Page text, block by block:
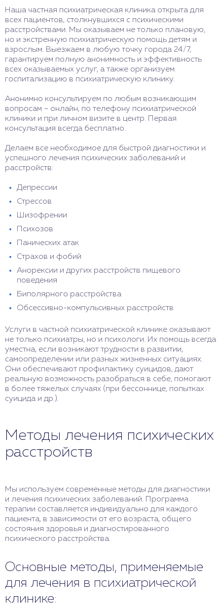
Наша частная психиатрическая клиника открыта для
всех пациентов, столкнувшихся с психическими
расстройствами. Мы оказываем не только плановую,
но и экстренную психиатрическую помощь детям и
взрослым. Выезжаем в любую точку города 24/7,
гарантируем полную анонимность и эффективность
всех оказываемых услуг, а также организуем
госпитализацию в психиатрическую клинику.
Анонимно консультируем по любым возникающим
вопросам – онлайн, по телефону психиатрической
клиники и при личном визите в центр. Первая
консультация всегда бесплатно.
Делаем все необходимое для быстрой диагностики и
успешного лечения психических заболеваний и
расстройств:
Депрессии
Стрессов
Шизофрении
Психозов
Панических атак
Страхов и фобий
Анорексии и других расстройств пищевого
поведения
Биполярного расстройства
Обсессивно-компульсивных расстройств
Услуги в частной психиатрической клинике оказывают
не только психиатры, но и психологи. Их помощь всегда
уместна, если возникают трудности в развитии,
самоопределении или разных жизненных ситуациях.
Они обеспечивают профилактику суицидов, дают
реальную возможность разобраться в себе, помогают
в более тяжелых случаях (при бессоннице, попытках
суицида и др.).
Методы лечения психических
расстройств
Мы используем современные методы для диагностики
и лечения психических заболеваний. Программа
терапии составляется индивидуально для каждого
пациента, в зависимости от его возраста, общего
состояния здоровья и диагностированного
психического расстройства.
Основные методы, применяемые
для лечения в психиатрической
клинике: